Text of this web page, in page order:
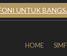
UNTUK
HOME